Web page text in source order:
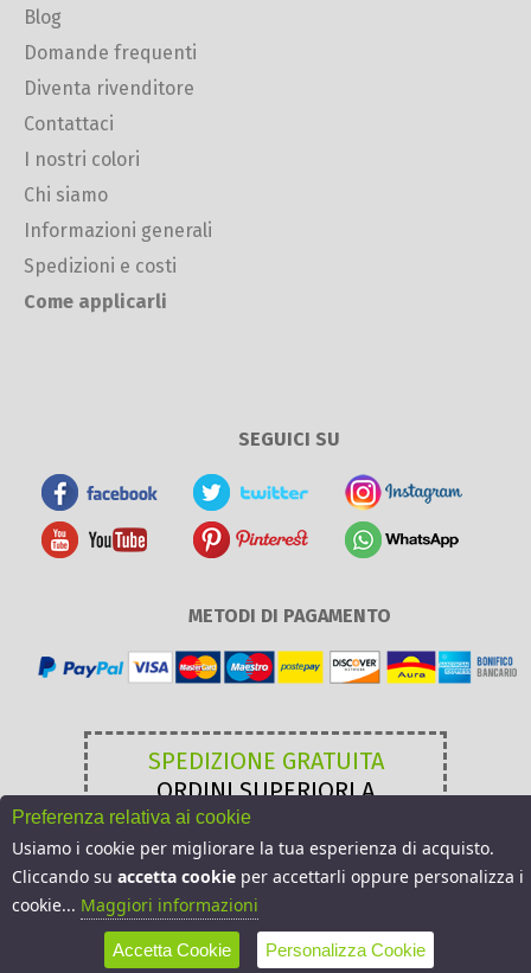
Blog
Domande frequenti
Diventa rivenditore
Contattaci
I nostri colori
Chi siamo
Informazioni generali
Spedizioni e costi
Come applicarli
SEGUICI SU
METODI DI PAGAMENTO
SPEDIZIONE GRATUITA
ORDINI SUPERIORI A
49,00 €
Sito realizzato da Arkosoft
Preferenza relativa ai cookie
Usiamo i cookie per migliorare la tua esperienza di acquisto.
Cliccando su accetta cookie per accettarli oppure personalizza i
cookie... Maggiori informazioni
Accetta Cookie Personalizza Cookie